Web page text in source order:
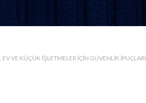
EV VE KÜÇÜK İŞLETMELER İÇIN GÜVENLIK İPUÇLARI